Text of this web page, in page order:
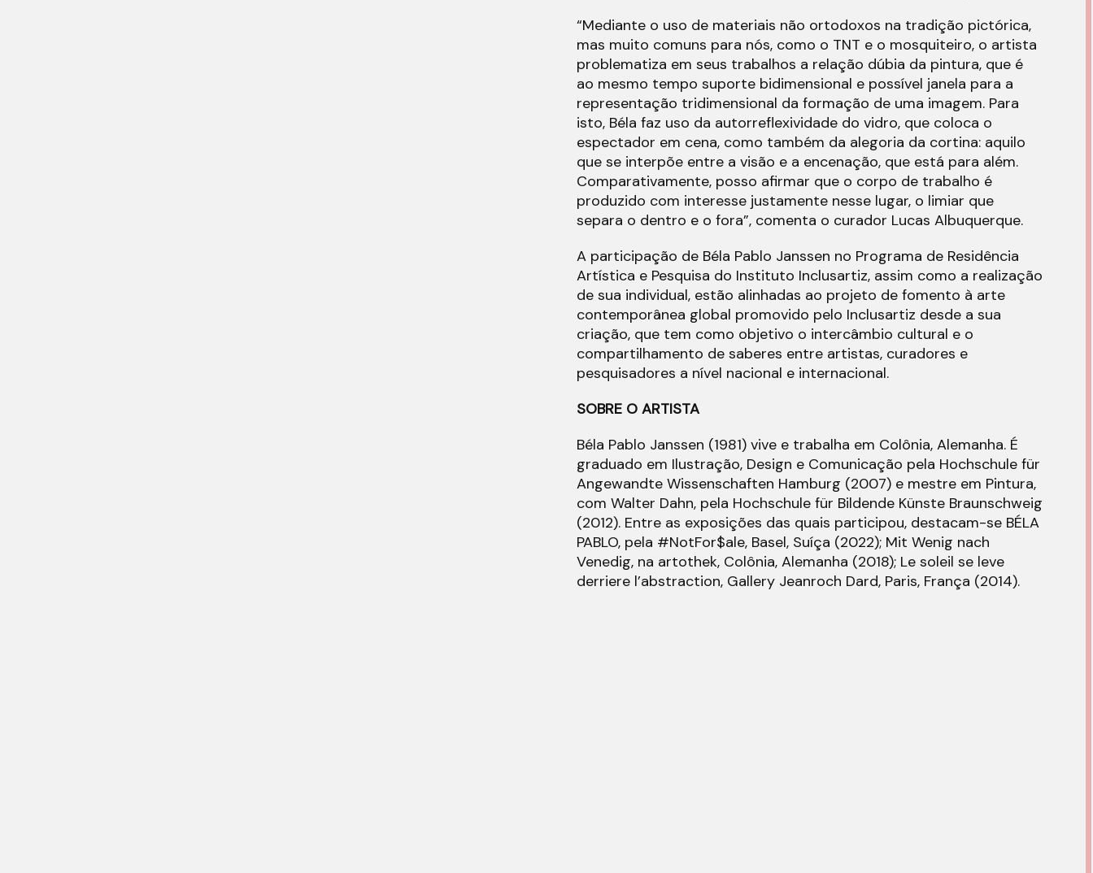
“Mediante o uso de materiais não ortodoxos na tradição pictórica,
mas muito comuns para nós, como o TNT e o mosquiteiro, o artista
problematiza em seus trabalhos a relação dúbia da pintura, que é
ao mesmo tempo suporte bidimensional e possível janela para a
representação tridimensional da formação de uma imagem. Para
isto, Béla faz uso da autorreflexividade do vidro, que coloca o
espectador em cena, como também da alegoria da cortina: aquilo
que se interpõe entre a visão e a encenação, que está para além.
Comparativamente, posso afirmar que o corpo de trabalho é
produzido com interesse justamente nesse lugar, o limiar que
separa o dentro e o fora”, comenta o curador Lucas Albuquerque.
A participação de Béla Pablo Janssen no Programa de Residência
Artística e Pesquisa do Instituto Inclusartiz, assim como a realização
de sua individual, estão alinhadas ao projeto de fomento à arte
contemporânea global promovido pelo Inclusartiz desde a sua
criação, que tem como objetivo o intercâmbio cultural e o
compartilhamento de saberes entre artistas, curadores e
pesquisadores a nível nacional e internacional.
SOBRE O ARTISTA
Béla Pablo Janssen (1981) vive e trabalha em Colônia, Alemanha. É
graduado em Ilustração, Design e Comunicação pela Hochschule für
Angewandte Wissenschaften Hamburg (2007) e mestre em Pintura,
com Walter Dahn, pela Hochschule für Bildende Künste Braunschweig
(2012). Entre as exposições das quais participou, destacam-se BÉLA
PABLO, pela #NotFor$ale, Basel, Suíça (2022); Mit Wenig nach
Venedig, na artothek, Colônia, Alemanha (2018); Le soleil se leve
derriere l’abstraction, Gallery Jeanroch Dard, Paris, França (2014).